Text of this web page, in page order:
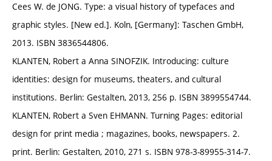
Cees W. de JONG. Type: a visual history of typefaces and
graphic styles. [New ed.]. Koln, [Germany]: Taschen GmbH,
2013. ISBN 3836544806.
KLANTEN, Robert a Anna SINOFZIK. Introducing: culture
identities: design for museums, theaters, and cultural
institutions. Berlin: Gestalten, 2013, 256 p. ISBN 3899554744.
KLANTEN, Robert a Sven EHMANN. Turning Pages: editorial
design for print media ; magazines, books, newspapers. 2.
print. Berlin: Gestalten, 2010, 271 s. ISBN 978-3-89955-314-7.